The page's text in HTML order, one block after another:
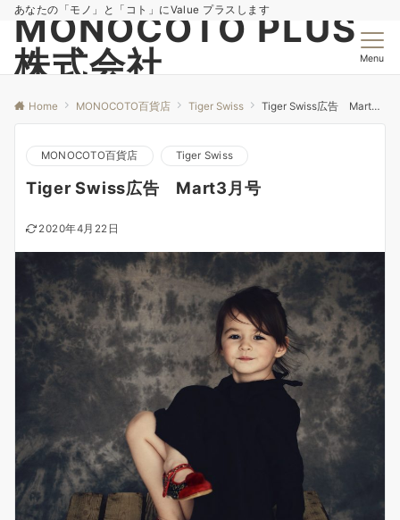
あなたの「モノ」と「コト」にValue プラスします
MONOCOTO PLUS
株式会社
Menu
Home MONOCOTO百貨店 Tiger Swiss Tiger Swiss広告 Mart3月号
MONOCOTO百貨店 Tiger Swiss
Tiger Swiss広告 Mart3月号
2020年4月22日